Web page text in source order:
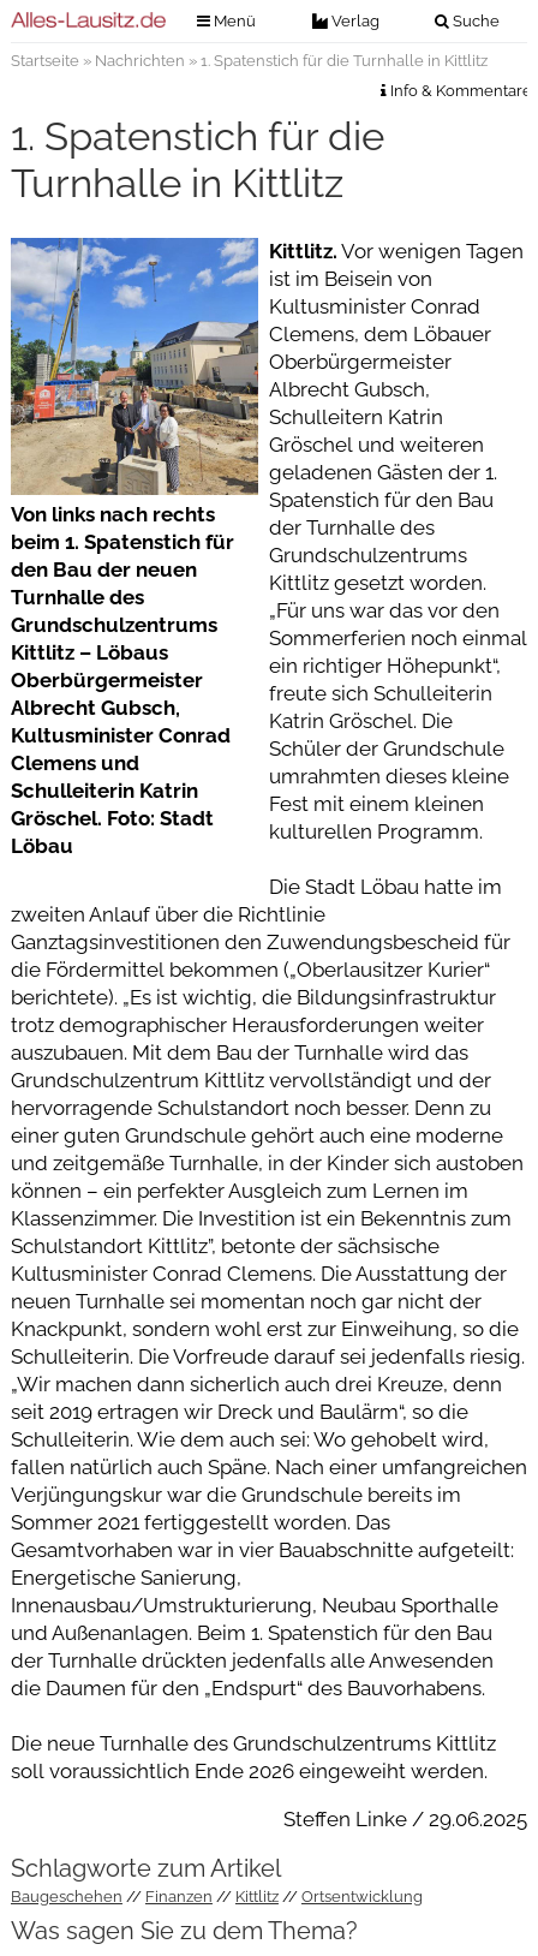
Menü Verlag Suche
Verlag
Kontakt
Impressum
Nachrichten
Veranstaltungstickets
Anzeigensuche
Digitale Ausgaben
Startseite» Nachrichten » 1. Spatenstich für die Turnhalle in Kittlitz
Info & Kommentare
1. Spatenstich für die
Turnhalle in Kittlitz
Von links nach rechts
beim 1. Spatenstich für
den Bau der neuen
Turnhalle des
Grundschulzentrums
Kittlitz – Löbaus
Oberbürgermeister
Albrecht Gubsch,
Kultusminister Conrad
Clemens und
Schulleiterin Katrin
Gröschel. Foto: Stadt
Löbau
Kittlitz. Vor wenigen Tagen
ist im Beisein von
Kultusminister Conrad
Clemens, dem Löbauer
Oberbürgermeister
Albrecht Gubsch,
Schulleitern Katrin
Gröschel und weiteren
geladenen Gästen der 1.
Spatenstich für den Bau
der Turnhalle des
Grundschulzentrums
Kittlitz gesetzt worden.
„Für uns war das vor den
Sommerferien noch einmal
ein richtiger Höhepunkt“,
freute sich Schulleiterin
Katrin Gröschel. Die
Schüler der Grundschule
umrahmten dieses kleine
Fest mit einem kleinen
kulturellen Programm.
Die Stadt Löbau hatte im
zweiten Anlauf über die Richtlinie
Ganztagsinvestitionen den Zuwendungsbescheid für
die Fördermittel bekommen („Oberlausitzer Kurier“
berichtete). „Es ist wichtig, die Bildungsinfrastruktur
trotz demographischer Herausforderungen weiter
auszubauen. Mit dem Bau der Turnhalle wird das
Grundschulzentrum Kittlitz vervollständigt und der
hervorragende Schulstandort noch besser. Denn zu
einer guten Grundschule gehört auch eine moderne
und zeitgemäße Turnhalle, in der Kinder sich austoben
können – ein perfekter Ausgleich zum Lernen im
Klassenzimmer. Die Investition ist ein Bekenntnis zum
Schulstandort Kittlitz”, betonte der sächsische
Kultusminister Conrad Clemens. Die Ausstattung der
neuen Turnhalle sei momentan noch gar nicht der
Knackpunkt, sondern wohl erst zur Einweihung, so die
Schulleiterin. Die Vorfreude darauf sei jedenfalls riesig.
„Wir machen dann sicherlich auch drei Kreuze, denn
seit 2019 ertragen wir Dreck und Baulärm“, so die
Schulleiterin. Wie dem auch sei: Wo gehobelt wird,
fallen natürlich auch Späne. Nach einer umfangreichen
Verjüngungskur war die Grundschule bereits im
Sommer 2021 fertiggestellt worden. Das
Gesamtvorhaben war in vier Bauabschnitte aufgeteilt:
Energetische Sanierung,
Innenausbau/Umstrukturierung, Neubau Sporthalle
und Außenanlagen. Beim 1. Spatenstich für den Bau
der Turnhalle drückten jedenfalls alle Anwesenden
die Daumen für den „Endspurt“ des Bauvorhabens.
Die neue Turnhalle des Grundschulzentrums Kittlitz
soll voraussichtlich Ende 2026 eingeweiht werden.
Steffen Linke / 29.06.2025
Schlagworte zum Artikel
Baugeschehen Finanzen Kittlitz Ortsentwicklung
Was sagen Sie zu dem Thema?